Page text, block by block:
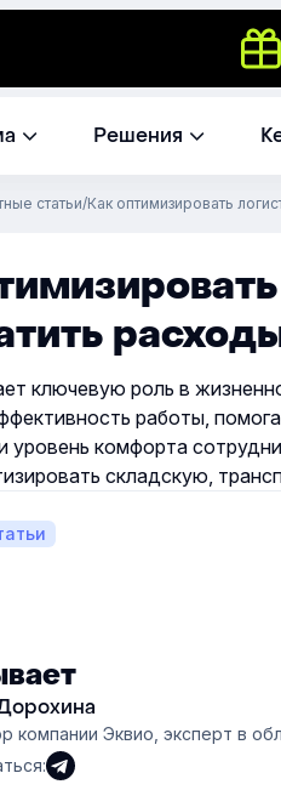
Решения
статьи Как оптимизировать
ключевую роль в
работы,
уровень комфорта
складскую,
компании Эквио, эксперт в